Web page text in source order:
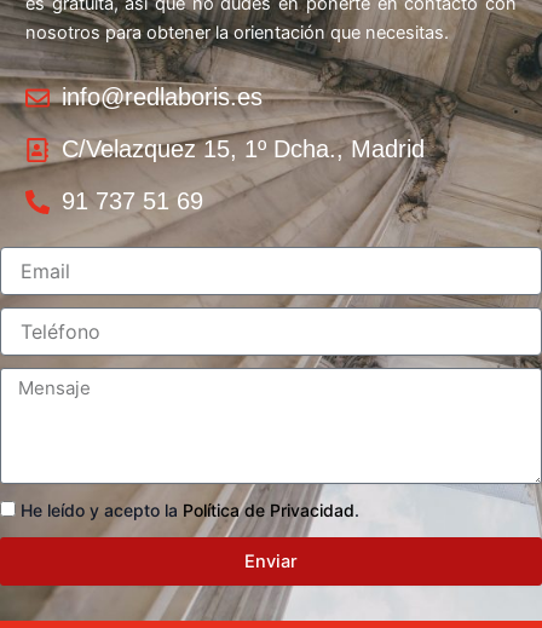
nosotros para obtener la orientación que necesitas.
info@redlaboris.es
C/Velazquez 15, 1º Dcha., Madrid
91 737 51 69
He leído y acepto la Política de Privacidad.
Enviar